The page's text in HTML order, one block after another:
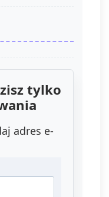
tylko
adres e-